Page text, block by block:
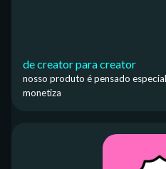
de creator para creator
nosso produto é pensado
monetiza